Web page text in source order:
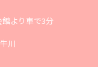
より車で3分
川